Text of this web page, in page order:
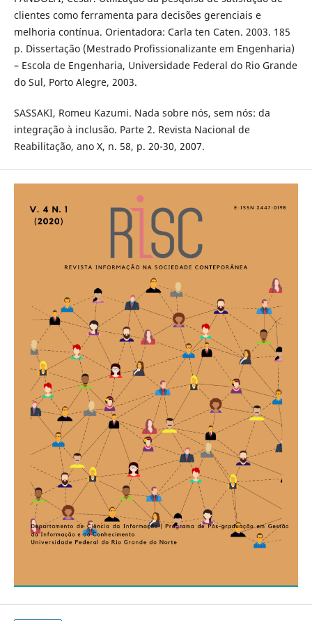
clientes como ferramenta para decisões gerenciais e
melhoria contínua. Orientadora: Carla ten Caten. 2003. 185
p. Dissertação (Mestrado Profissionalizante em Engenharia)
– Escola de Engenharia, Universidade Federal do Rio Grande
do Sul, Porto Alegre, 2003.
SASSAKI, Romeu Kazumi. Nada sobre nós, sem nós: da
integração à inclusão. Parte 2. Revista Nacional de
Reabilitação, ano X, n. 58, p. 20-30, 2007.